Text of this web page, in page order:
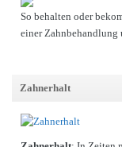
So behalten oder
einer Zahnbehandlung
Zahnerhalt